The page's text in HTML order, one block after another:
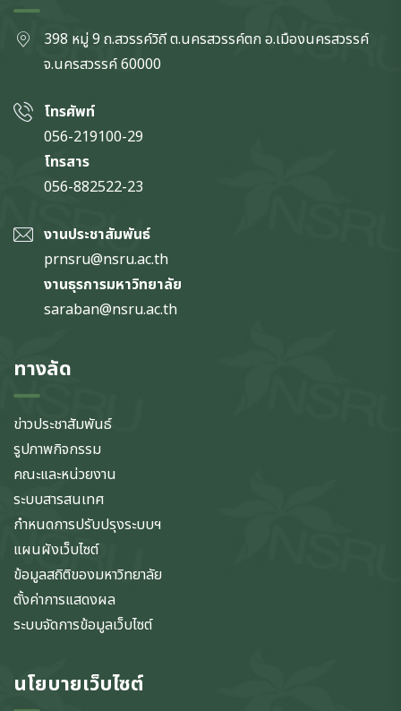
398 หมู่ 9 ถ.สวรรค์วิถี ต.นครสวรรค์ตก อ.เมืองนครสวรรค์
จ.นครสวรรค์60000
โทรศัพท์
056-219100-29
โทรสาร
056-882522-23
งานประชาสัมพันธ์
prnsru@nsru.ac.th
งานธุรการมหาวิทยาลัย
saraban@nsru.ac.th
ทางลัด
ข่าวประชาสัมพันธ์
รูปภาพกิจกรรม
คณะและหน่วยงาน
ระบบสารสนเทศ
กำหนดการปรับปรุงระบบฯ
แผนผังเว็บไซต์
ข้อมูลสถิติของมหาวิทยาลัย
ตั้งค่าการแสดงผล
ระบบจัดการข้อมูลเว็บไซต์
นโยบายเว็บไซต์